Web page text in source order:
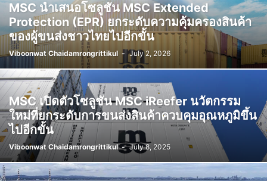
MSC นำเสนอโซลูชัน MSC Extended
Protection (EPR) ยกระดับความคุ้มครองสินค้า
ของผู้ขนส่งชาวไทยไปอีกขั้น
Viboonwat Chaidamrongrittikul - July 2, 2026
MSC เปิดตัวโซลูชัน MSC iReefer นวัตกรรม
ใหม่ที่ยกระดับการขนส่งสินค้าควบคุมอุณหภูมิขึ้น
ไปอีกขั้น
Viboonwat Chaidamrongrittikul - July 8, 2025